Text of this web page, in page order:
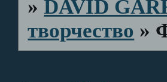
»DAVID
творчество »